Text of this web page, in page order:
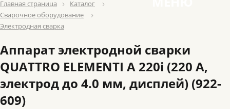
Главная страница
Каталог
Сварочное оборудование
Электродная сварка
Аппарат электродной сварки
QUATTRO ELEMENTI A 220i (220 А,
электрод до 4.0 мм, дисплей) (922-
609)